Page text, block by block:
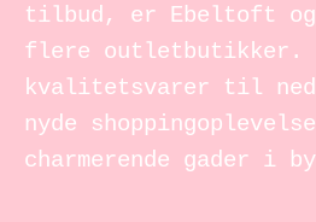
tilbud, er Ebeltoft
flere outletbutikker.
kvalitetsvarer til
nyde
charmerende gader i